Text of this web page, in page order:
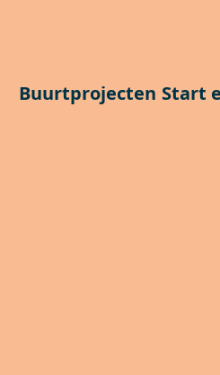
Buurtprojecten Start